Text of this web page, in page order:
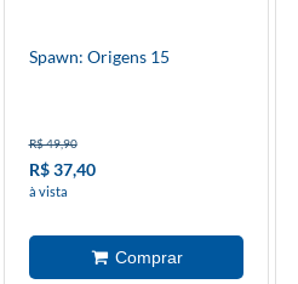
Spawn: Origens 15
R$ 49,90
R$ 37,40
à vista